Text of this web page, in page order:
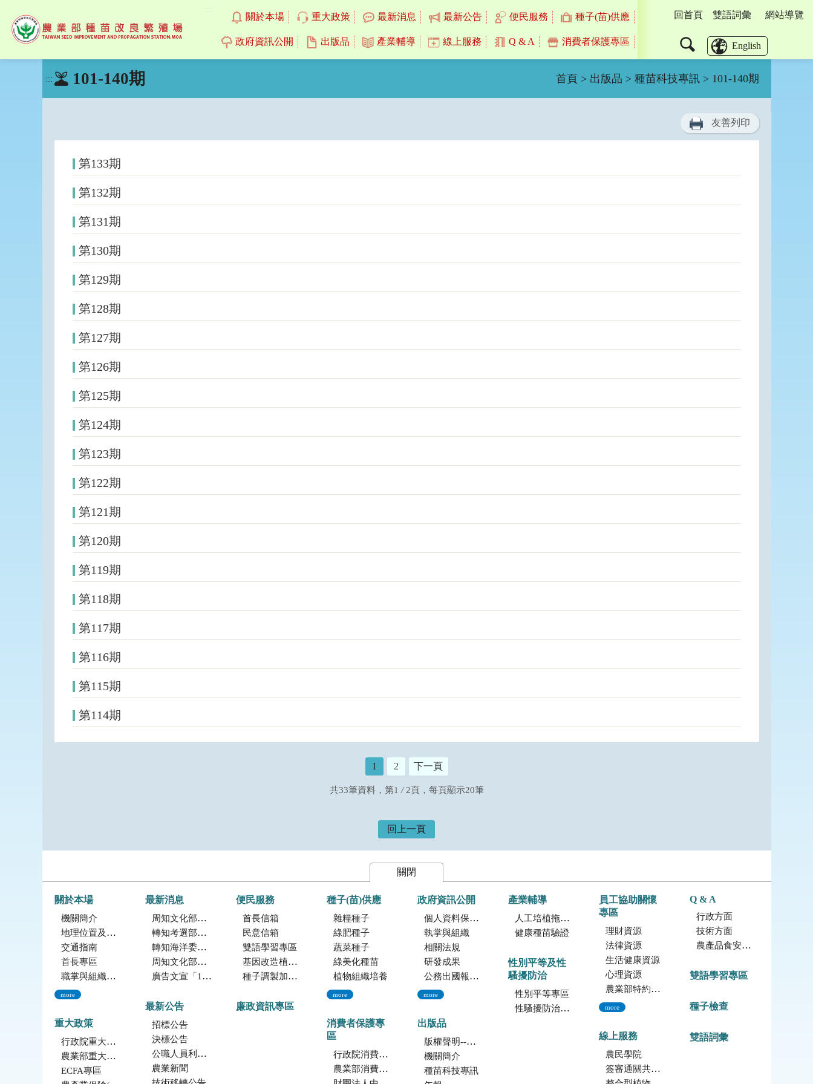
:::
關於本場 重大政策 最新消息 最新公告 便民服務 種子(苗)供應
政府資訊公開 出版品 產業輔導 線上服務 Q & A 消費者保護專區
回首頁 雙語詞彙 網站導覽
尋
English
::: 101-140期 首頁 > 出版品 > 種苗科技專訊> 101-140期
友善列印
第133期
第132期
第131期
第130期
第129期
第128期
第127期
第126期
第125期
第124期
第123期
第122期
第121期
第120期
第119期
第118期
第117期
第116期
第115期
第114期
1 2 下一頁
共33筆資料，第1 / 2頁，每頁顯示20筆
回上一頁
關閉
關於本場
機關簡介
地理位置及農業環境
交通指南
首長專區
職掌與組織編制
more
重大政策
行政院重大政策(連結至行政院)
農業部重大政策(連結至農業部)
ECFA專區
最新消息
周知文化部「2027年文化部百大文化基地徵選獎勵簡章」，歡迎踴躍參加。
轉知考選部「115年建築師、技師、大地工程技師（第二階段考試）、 不動產經紀人、記帳士考試」報名訊息
轉知海洋委員會海洋保育署「2026海洋保育創意短影音競賽」活動資訊
周知文化部文化資產局訂於115年9月19日至20日辦理「2026年全國古蹟日活動」
廣告文宣「116年度軍公教員工待遇提升方案」政策圖文說明
最新公告
招標公告
決標公告
公職人員利益衝突迴避法身份揭露專區
農業新聞
便民服務
首長信箱
民意信箱
雙語學習專區
基因改造植物委託檢測服務
種子調製加工暨寄倉服務
廉政資訊專區
種子(苗)供應
雜糧種子
綠肥種子
蔬菜種子
綠美化種苗
植物組織培養
more
消費者保護專
區
行政院消費者保護會
農業部消費者保護專區
政府資訊公開
個人資料保護專區
執掌與組織
相關法規
研發成果
公務出國報告資訊網
more
出版品
版權聲明--本網站發表之所有文章，係為學術研究成果，不得引用於產品及食品之標示、宣傳及廣告。若不當引用，應自負法律責任。
機關簡介
種苗科技專訊
產業輔導
人工培植拖鞋蘭
健康種苗驗證
性別平等及性
騷擾防治
性別平等專區
性騷擾防治專區
員工協助關懷
專區
理財資源
法律資源
生活健康資源
心理資源
農業部特約員工協助方案諮詢服務
more
線上服務
農民學院
簽審通關共同作業平台
Q & A
行政方面
技術方面
農產品食安專區
雙語學習專區
種子檢查
雙語詞彙